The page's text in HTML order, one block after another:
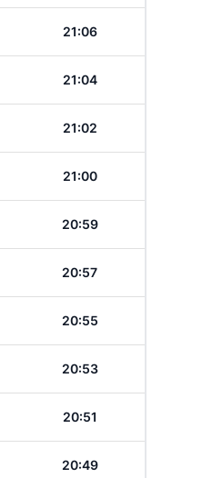
21:06
21:04
21:02
21:00
20:59
20:57
20:55
20:53
20:51
20:49